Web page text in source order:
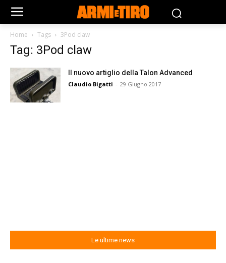
Home Tags 3Pod claw
Tag: 3Pod claw
Il nuovo artiglio della Talon Advanced
Claudio Bigatti - 29 Giugno 2017
Le ultime news